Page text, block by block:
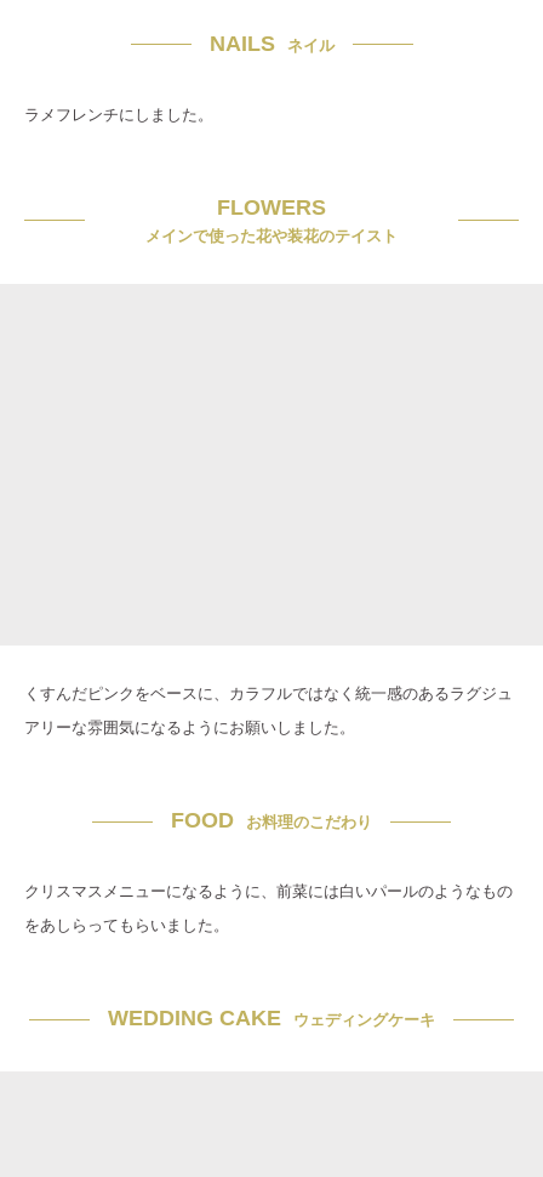
NAILS ネイル
ラメフレンチにしました。
FLOWERS
メインで使った花や装花のテイスト
くすんだピンクをベースに、カラフルではなく統一感のあるラグジュ
アリーな雰囲気になるようにお願いしました。
FOOD お料理のこだわり
クリスマスメニューになるように、前菜には白いパールのようなもの
をあしらってもらいました。
WEDDING CAKE ウェディングケーキ